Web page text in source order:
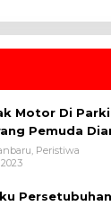
Motor Di
Pemuda
RayaPeristiwa